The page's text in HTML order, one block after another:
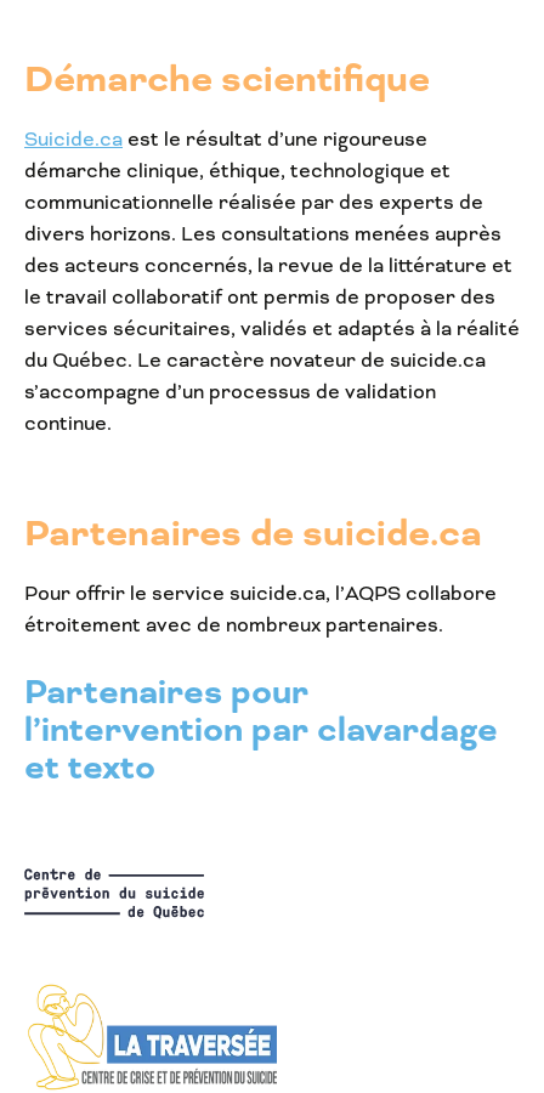
Démarche scientifique
Suicide.ca est le résultat d’une rigoureuse
démarche clinique, éthique, technologique et
communicationnelle réalisée par des experts de
divers horizons. Les consultations menées auprès
des acteurs concernés, la revue de la littérature et
le travail collaboratif ont permis de proposer des
services sécuritaires, validés et adaptés à la réalité
du Québec. Le caractère novateur de suicide.ca
s’accompagne d’un processus de validation
continue.
Partenaires de suicide.ca
Pour offrir le service suicide.ca, l’AQPS collabore
étroitement avec de nombreux partenaires.
Partenaires pour
l’intervention par clavardage
et texto